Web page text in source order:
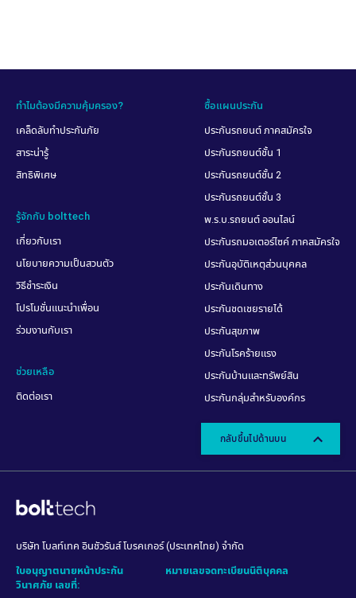
เลือกประกันการเดินทางให้เหมาะ
ถ้าใครมีแผนเดินทางไปเที่ยวหลายๆ ประเทศใน
ทวีปยุโรป การขอวีซ่าเชงเก้นมักเป็นตัวเลือกแรกๆ
ที่คิดถึงกันนะครับ ในการขอวีซ่าเชงเก้นมีการระบุ
ไว้ว่าต้องมีประกันการเดินทางแนบมาด้วย